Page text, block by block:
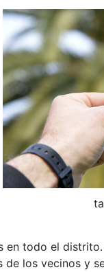
en todo el
los vecinos y